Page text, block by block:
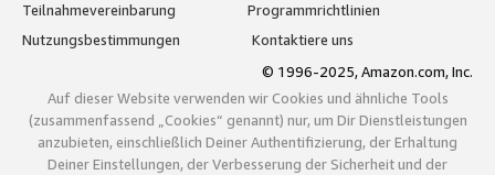
Teilnahmevereinbarung
Programmrichtlinien
Nutzungsbestimmungen
Kontaktiere uns
© 1996-2025, Amazon.com, Inc.
Auf dieser Website verwenden wir Cookies und ähnliche Tools
(zusammenfassend „Cookies“ genannt) nur, um Dir Dienstleistungen
anzubieten, einschließlich Deiner Authentifizierung, der Erhaltung
Deiner Einstellungen, der Verbesserung der Sicherheit und der